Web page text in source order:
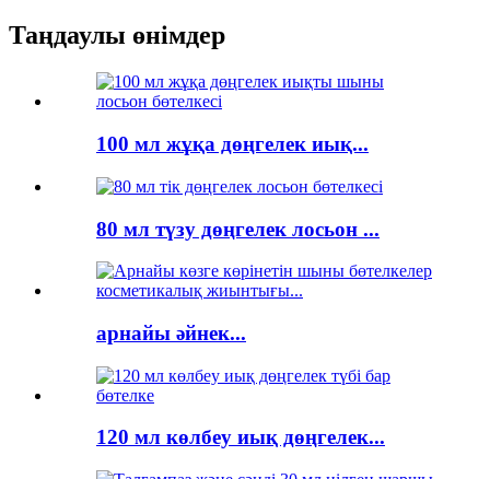
Таңдаулы өнімдер
100 мл жұқа дөңгелек иық...
80 мл түзу дөңгелек лосьон ...
арнайы әйнек...
120 мл көлбеу иық дөңгелек...